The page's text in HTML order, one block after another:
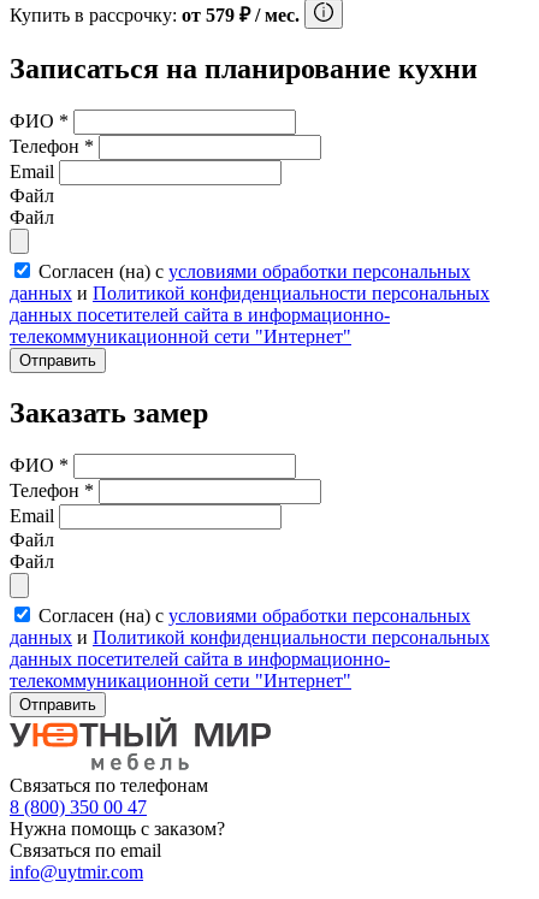
Купить в рассрочку: от 579 ₽/ мес.
Записаться на планирование кухни
ФИО *
Телефон *
Email
Файл
Файл
Согласен (на) с условиями обработки персональных
данных и Политикой конфиденциальности персональных
данных посетителей сайта в информационно-
телекоммуникационной сети "Интернет"
Отправить
Заказать замер
ФИО *
Телефон *
Email
Файл
Файл
Согласен (на) с условиями обработки персональных
данных и Политикой конфиденциальности персональных
данных посетителей сайта в информационно-
телекоммуникационной сети "Интернет"
Отправить
Связаться по телефонам
8 (800) 350 00 47
Нужна помощь с заказом?
Связаться по email
info@uytmir.com